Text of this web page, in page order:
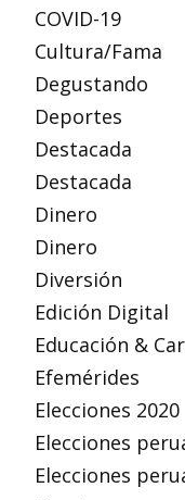
COVID-19
Cultura/Fama
Degustando
Deportes
Destacada
Destacada
Dinero
Dinero
Diversión
Edición Digital
Educación &
Efemérides
Elecciones 2020
Elecciones
Elecciones